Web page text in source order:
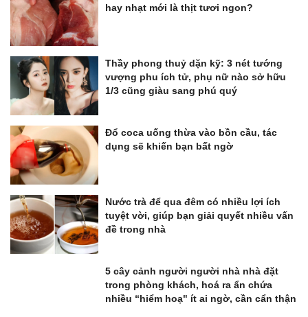
hay nhạt mới là thịt tươi ngon?
Thầy phong thuỷ dặn kỹ: 3 nét tướng
vượng phu ích tử, phụ nữ nào sở hữu
1/3 cũng giàu sang phú quý
Đổ coca uống thừa vào bồn cầu, tác
dụng sẽ khiến bạn bất ngờ
Nước trà để qua đêm có nhiều lợi ích
tuyệt vời, giúp bạn giải quyết nhiều vấn
đề trong nhà
5 cây cảnh người người nhà nhà đặt
trong phòng khách, hoá ra ẩn chứa
nhiều “hiểm hoạ" ít ai ngờ, cần cẩn thận